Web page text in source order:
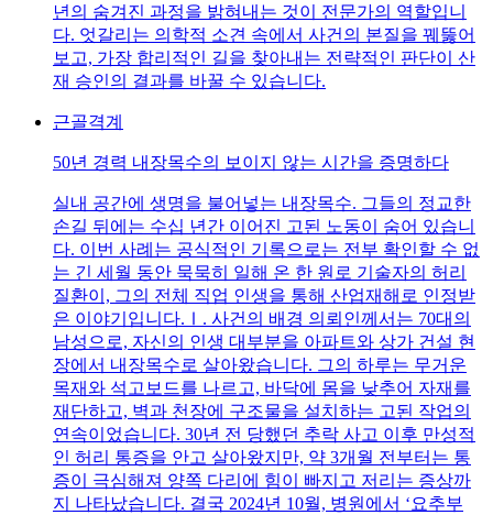
년의 숨겨진 과정을 밝혀내는 것이 전문가의 역할입니
다. 엇갈리는 의학적 소견 속에서 사건의 본질을 꿰뚫어
보고, 가장 합리적인 길을 찾아내는 전략적인 판단이 산
재 승인의 결과를 바꿀 수 있습니다.
근골격계
50년 경력 내장목수의 보이지 않는 시간을 증명하다
실내 공간에 생명을 불어넣는 내장목수. 그들의 정교한
손길 뒤에는 수십 년간 이어진 고된 노동이 숨어 있습니
다. 이번 사례는 공식적인 기록으로는 전부 확인할 수 없
는 긴 세월 동안 묵묵히 일해 온 한 원로 기술자의 허리
질환이, 그의 전체 직업 인생을 통해 산업재해로 인정받
은 이야기입니다.Ⅰ. 사건의 배경 의뢰인께서는 70대의
남성으로, 자신의 인생 대부분을 아파트와 상가 건설 현
장에서 내장목수로 살아왔습니다. 그의 하루는 무거운
목재와 석고보드를 나르고, 바닥에 몸을 낮추어 자재를
재단하고, 벽과 천장에 구조물을 설치하는 고된 작업의
연속이었습니다. 30년 전 당했던 추락 사고 이후 만성적
인 허리 통증을 안고 살아왔지만, 약 3개월 전부터는 통
증이 극심해져 양쪽 다리에 힘이 빠지고 저리는 증상까
지 나타났습니다. 결국 2024년 10월, 병원에서 ‘요추부